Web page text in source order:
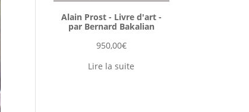
Alain Prost - Livre d'art -
par Bernard Bakalian
950,00€
Lire la suite